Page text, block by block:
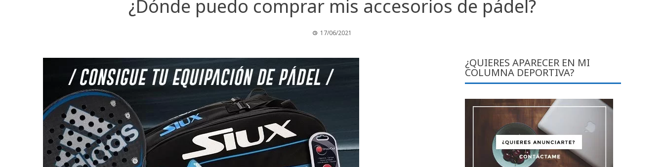
¿Dónde puedo comprar mis accesorios de pádel?
17/06/2021
¿QUIERES APARECER EN MI
COLUMNA DEPORTIVA?